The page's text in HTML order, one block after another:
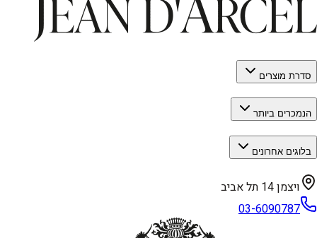
סדרת מוצרים
הנמכרים ביותר
בלוגים אחרונים
ויצמן 14 תל אביב
03-6090787